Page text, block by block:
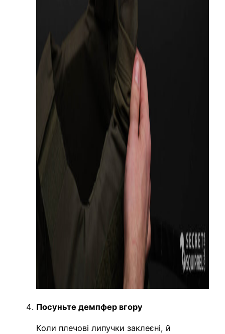
Посуньте демпфер вгору
Коли плечові липучки заклеєні, й